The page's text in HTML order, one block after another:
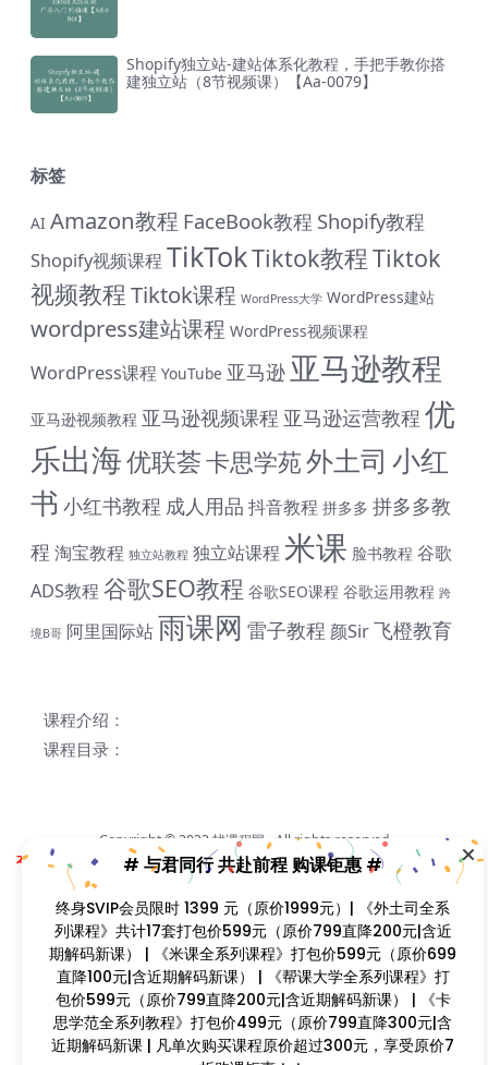
Shopify独立站-建站体系化教程，手把手教你搭
建独立站（8节视频课）【Aa-0079】
标签
AI Amazon教程 FaceBook教程 Shopify教程
Shopify视频课程TikTokTiktok教程Tiktok
视频教程Tiktok课程 WordPress大学 WordPress建站
wordpress建站课程 WordPress视频课程
WordPress课程 YouTube 亚马逊 亚马逊教程
亚马逊视频教程 亚马逊视频课程 亚马逊运营教程 优
乐出海优联荟卡思学苑外土司 小红
书 小红书教程 成人用品 抖音教程 拼多多 拼多多教
程 淘宝教程 独立站教程 独立站课程米课 脸书教程 谷歌
ADS教程谷歌SEO教程 谷歌SEO课程 谷歌运用教程 跨
境B哥 阿里国际站雨课网 雷子教程 颜Sir飞橙教育
课程介绍：
课程目录：
Copyright © 2023 找课程网- All rights reserved
本站支持课程资源互换，优质课程资源互换请联系微信在线客服：zkcw598 (备
注：课程互换)
闽ICP备2022077749号
终身SVIP会员限时 1399 元（原价1999元）| 《外土司全系
列课程》共计17套打包价599元（原价799直降200元|含近
期解码新课） | 《米课全系列课程》打包价599元（原价
699直降100元|含近期解码新课） | 《帮课大学全系列课
程》打包价599元（原价799直降200元|含近期解码新课）
| 《卡思学范全系列教程》打包价499元（原价799直降300
元|含近期解码新课 | 凡单次购买课程原价超过300元，享受
原价7折购课钜惠！！